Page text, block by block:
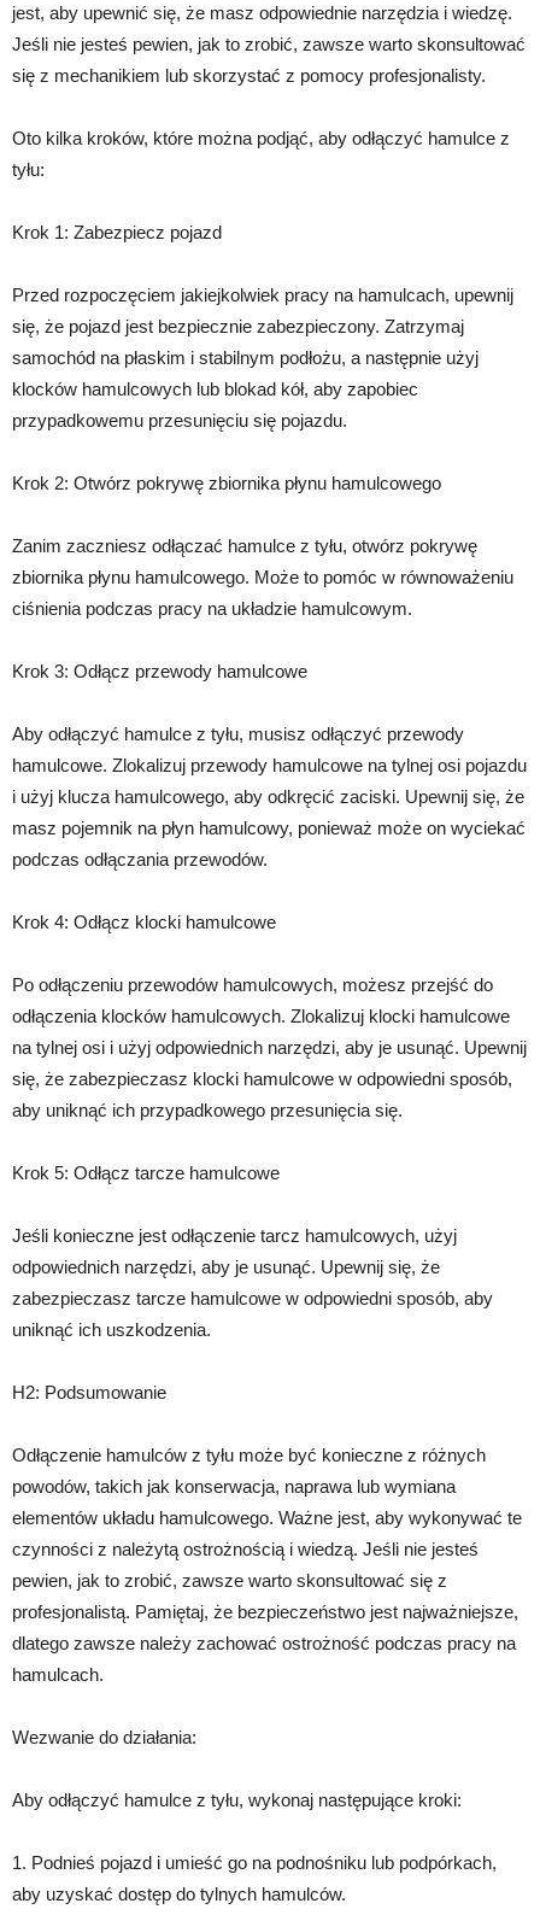
jest, aby upewnić się, że masz odpowiednie narzędzia i wiedzę.
Jeśli nie jesteś pewien, jak to zrobić, zawsze warto skonsultować
się z mechanikiem lub skorzystać z pomocy profesjonalisty.
Oto kilka kroków, które można podjąć, aby odłączyć hamulce z
tyłu:
Krok 1: Zabezpiecz pojazd
Przed rozpoczęciem jakiejkolwiek pracy na hamulcach, upewnij
się, że pojazd jest bezpiecznie zabezpieczony. Zatrzymaj
samochód na płaskim i stabilnym podłożu, a następnie użyj
klocków hamulcowych lub blokad kół, aby zapobiec
przypadkowemu przesunięciu się pojazdu.
Krok 2: Otwórz pokrywę zbiornika płynu hamulcowego
Zanim zaczniesz odłączać hamulce z tyłu, otwórz pokrywę
zbiornika płynu hamulcowego. Może to pomóc w równoważeniu
ciśnienia podczas pracy na układzie hamulcowym.
Krok 3: Odłącz przewody hamulcowe
Aby odłączyć hamulce z tyłu, musisz odłączyć przewody
hamulcowe. Zlokalizuj przewody hamulcowe na tylnej osi pojazdu
i użyj klucza hamulcowego, aby odkręcić zaciski. Upewnij się, że
masz pojemnik na płyn hamulcowy, ponieważ może on wyciekać
podczas odłączania przewodów.
Krok 4: Odłącz klocki hamulcowe
Po odłączeniu przewodów hamulcowych, możesz przejść do
odłączenia klocków hamulcowych. Zlokalizuj klocki hamulcowe
na tylnej osi i użyj odpowiednich narzędzi, aby je usunąć. Upewnij
się, że zabezpieczasz klocki hamulcowe w odpowiedni sposób,
aby uniknąć ich przypadkowego przesunięcia się.
Krok 5: Odłącz tarcze hamulcowe
Jeśli konieczne jest odłączenie tarcz hamulcowych, użyj
odpowiednich narzędzi, aby je usunąć. Upewnij się, że
zabezpieczasz tarcze hamulcowe w odpowiedni sposób, aby
uniknąć ich uszkodzenia.
H2: Podsumowanie
Odłączenie hamulców z tyłu może być konieczne z różnych
powodów, takich jak konserwacja, naprawa lub wymiana
elementów układu hamulcowego. Ważne jest, aby wykonywać te
czynności z należytą ostrożnością i wiedzą. Jeśli nie jesteś
pewien, jak to zrobić, zawsze warto skonsultować się z
profesjonalistą. Pamiętaj, że bezpieczeństwo jest najważniejsze,
dlatego zawsze należy zachować ostrożność podczas pracy na
hamulcach.
Wezwanie do działania:
Aby odłączyć hamulce z tyłu, wykonaj następujące kroki:
1. Podnieś pojazd i umieść go na podnośniku lub podpórkach,
aby uzyskać dostęp do tylnych hamulców.